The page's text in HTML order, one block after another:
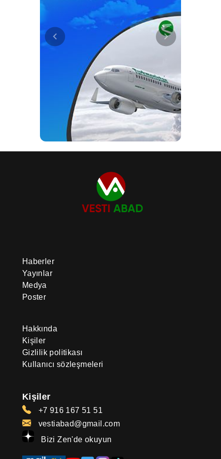
Haberler
Yayınlar
Medya
Poster
Hakkında
Kişiler
Gizlilik politikası
Kullanıcı sözleşmeleri
Kişiler
+7 916 167 51 51
vestiabad@gmail.com
Bizi Zen'de okuyun